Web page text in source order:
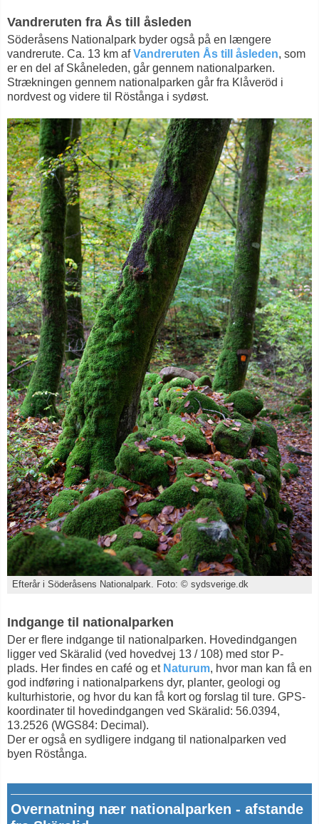
Vandreruten fra Ås till åsleden
Söderåsens Nationalpark byder også på en længere
vandrerute. Ca. 13 km afVandreruten Ås till åsleden, som
er en del af Skåneleden, går gennem nationalparken.
Strækningen gennem nationalparken går fra Klåveröd i
nordvest og videre til Röstånga i sydøst.
Efterår i Söderåsens Nationalpark. Foto: © sydsverige.dk
Indgange til nationalparken
Der er flere indgange til nationalparken. Hovedindgangen
ligger ved Skäralid (ved hovedvej 13 / 108) med stor P-
plads. Her findes en café og et Naturum, hvor man kan få en
god indføring i nationalparkens dyr, planter, geologi og
kulturhistorie, og hvor du kan få kort og forslag til ture. GPS-
koordinater til hovedindgangen ved Skäralid: 56.0394,
13.2526 (WGS84: Decimal).
Der er også en sydligere indgang til nationalparken ved
byen Röstånga.
Overnatning nær nationalparken - afstande